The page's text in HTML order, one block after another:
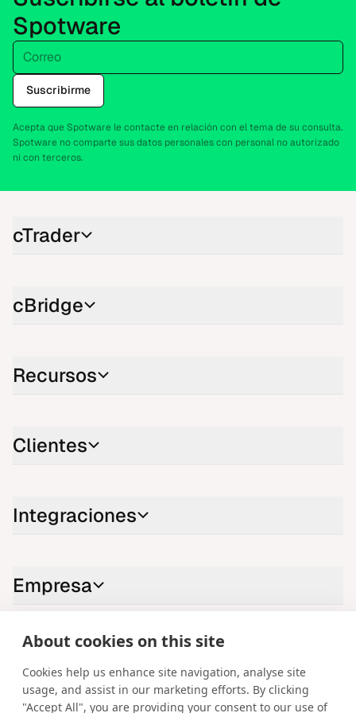
About cookies on this site
Cookies help us enhance site navigation, analyse site
usage, and assist in our marketing efforts. By clicking
"Accept All", you are providing your consent to our use of
Spotware
Correo
Suscribirme
Acepta que Spotware le contacte en relación con el tema de su consulta.
Spotware no comparte sus datos personales con personal no autorizado
ni con terceros.
cTrader
cBridge
Recursos
Clientes
Integraciones
Empresa
Contáctenos
LinkedIn
YouTube
X Instagram
Facebook